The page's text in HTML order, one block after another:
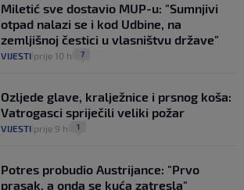
Miletić sve dostavio MUP-u: "Sumnjivi
otpad nalazi se i kod Udbine, na
zemljišnoj čestici u vlasništvu države"
VIJESTI prije 10 h 7
Ozljede glave, kralježnice i prsnog koša:
Vatrogasci spriječili veliki požar
VIJESTI prije 9 h 1
Potres probudio Austrijance: "Prvo
prasak, a onda se kuća zatresla"